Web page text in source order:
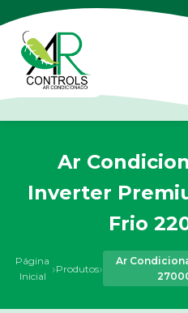
Ar
Inverter
Frio
Página
Inicial ›Produtos›
Ar